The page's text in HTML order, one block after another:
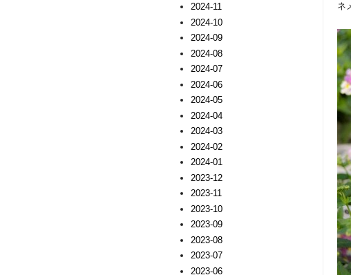
ネ
2024-11
2024-10
2024-09
2024-08
2024-07
2024-06
2024-05
2024-04
2024-03
2024-02
2024-01
2023-12
2023-11
2023-10
2023-09
2023-08
2023-07
2023-06